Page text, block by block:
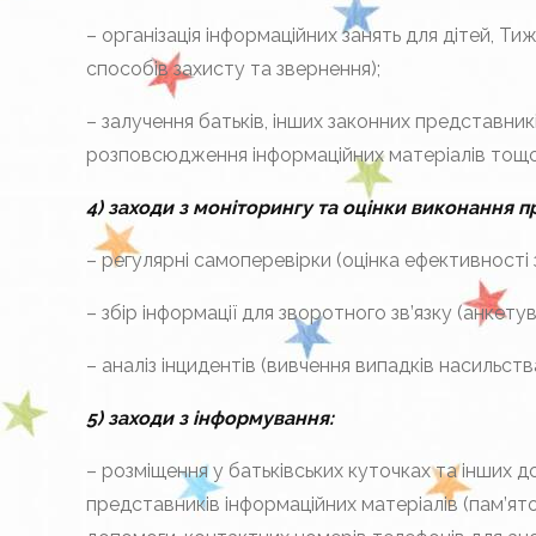
– організація інформаційних занять для дітей,
способів захисту та звернення);
– залучення батьків, інших законних
розповсюдження інформаційних матеріалів
4) заходи з моніторингу та оцінки виконання
– регулярні самоперевірки (оцінка
– збір інформації для зворотного зв’язку
– аналіз інцидентів (вивчення випадків
5) заходи з інформування:
– розміщення у батьківських куточках та інших
представників інформаційних матеріалів